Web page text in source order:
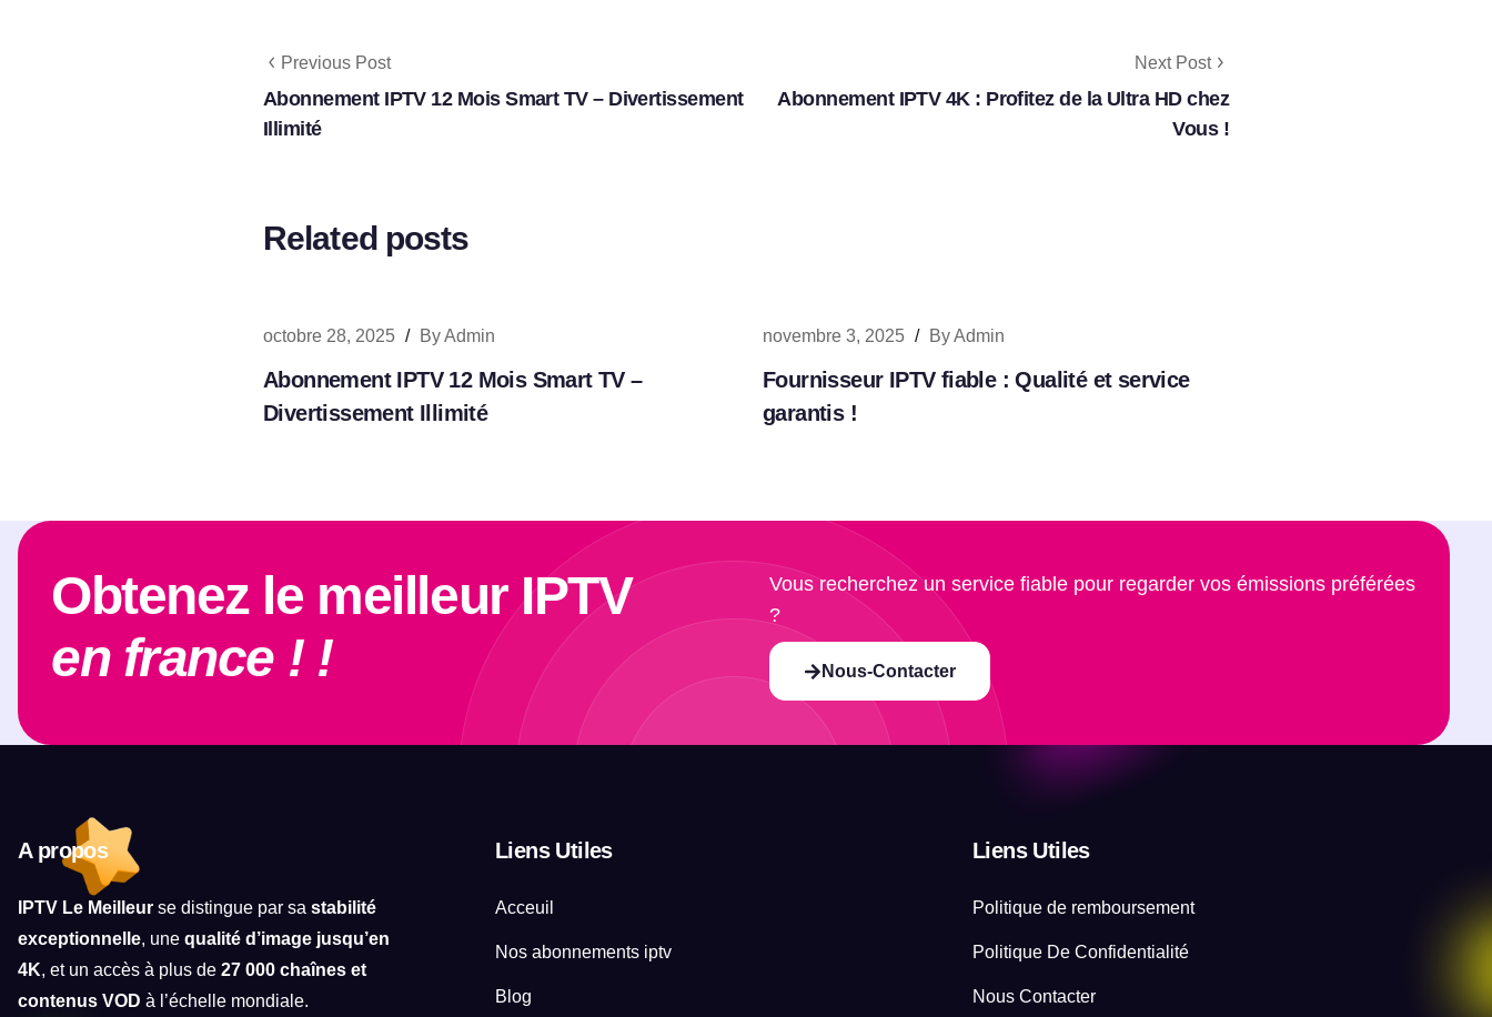
Previous Post
Abonnement IPTV 12 Mois Smart TV – Divertissement
Illimité
Next Post
Abonnement IPTV 4K : Profitez de la Ultra HD chez
Vous !
Related posts
octobre 28, 2025 / ByAdmin
Abonnement IPTV 12 Mois Smart TV –
Divertissement Illimité
novembre 3, 2025 / ByAdmin
Fournisseur IPTV fiable : Qualité et service
garantis !
Obtenez le meilleur IPTV
en france ! !
Vous recherchez un service fiable pour regarder vos émissions préférées
?
Nous-Contacter
A propos
IPTV Le Meilleur se distingue par sa stabilité
exceptionnelle, une qualité d’image jusqu’en
4K, et un accès à plus de 27 000 chaînes et
contenus VOD à l’échelle mondiale.
Liens Utiles
Acceuil
Nos abonnements iptv
Blog
Liens Utiles
Politique de remboursement
Politique De Confidentialité
Nous Contacter